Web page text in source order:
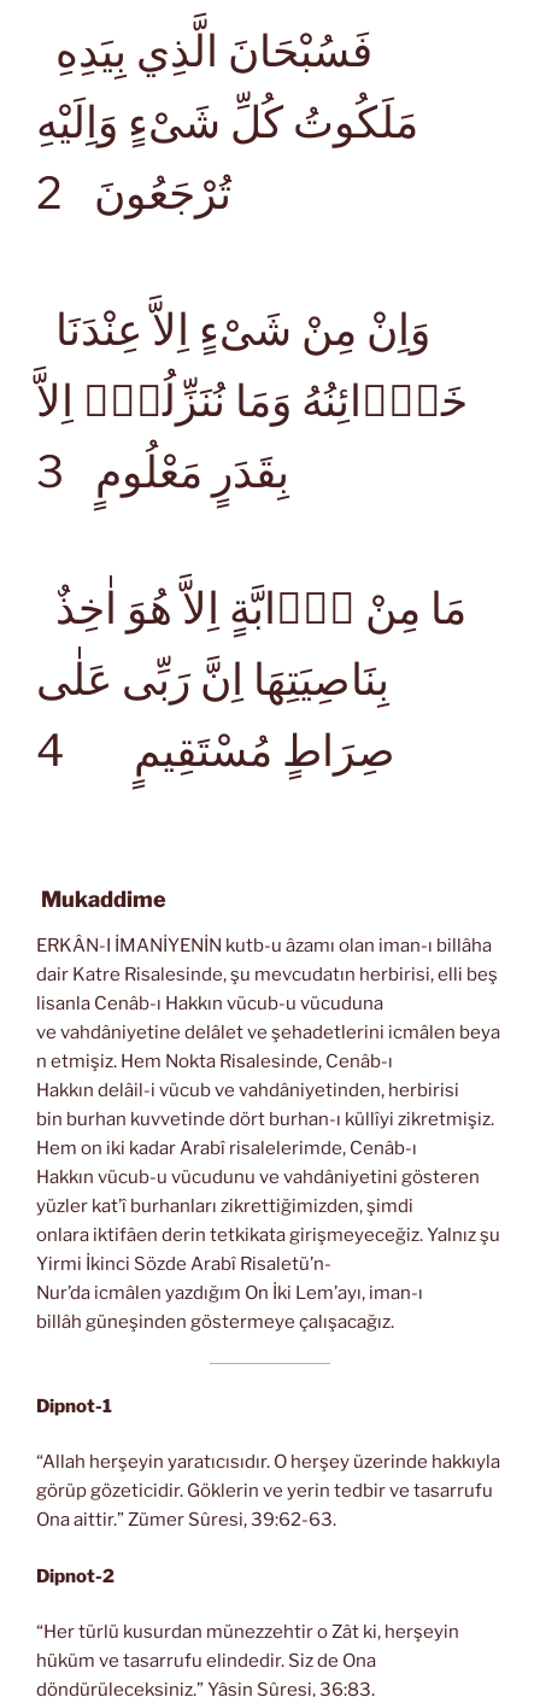
مَلَكُوتُ كُلِّ شَىْءٍ وَاِلَيْهِ
تُرْجَعُونَ2
خَزَۤائِنُهُ وَمَا نُنَزِّلُهُۤ اِلاَّ
بِقَدَرٍ مَعْلُومٍ
بِنَاصِيَتِهَا اِنَّ رَبِّى عَلٰى
صِرَاطٍ مُسْتَقِيمٍ
4
Mukaddime
ERKÂN-I İMANİYENİN kutb-u âzamı olan iman-ı billâha
dair Katre Risalesinde, şu mevcudatın herbirisi, elli beş
lisanla Cenâb-ı Hakkın vücub-u vücuduna
ve vahdâniyetine delâlet ve şehadetlerini icmâlen beya
n etmişiz. Hem Nokta Risalesinde, Cenâb-ı
Hakkın delâil-i vücub ve vahdâniyetinden, herbirisi
bin burhan kuvvetinde dört burhan-ı küllîyi zikretmişiz.
Hem on iki kadar Arabî risalelerimde, Cenâb-ı
Hakkın vücub-u vücudunu ve vahdâniyetini gösteren
yüzler kat’î burhanları zikrettiğimizden, şimdi
onlara iktifâen derin tetkikata girişmeyeceğiz. Yalnız şu
Yirmi İkinci Sözde Arabî Risaletü’n-
Nur’da icmâlen yazdığım On İki Lem’ayı, iman-ı
billâh güneşinden göstermeye çalışacağız.
Dipnot-1
“Allah herşeyin yaratıcısıdır. O herşey üzerinde hakkıyla
görüp gözeticidir. Göklerin ve yerin tedbir ve tasarrufu
Ona aittir.” Zümer Sûresi, 39:62-63.
Dipnot-2
“Her türlü kusurdan münezzehtir o Zât ki, herşeyin
hüküm ve tasarrufu elindedir. Siz de Ona
döndürüleceksiniz.” Yâsin Sûresi, 36:83.